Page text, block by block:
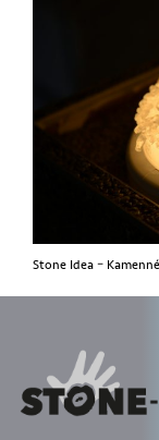
Stone Idea –